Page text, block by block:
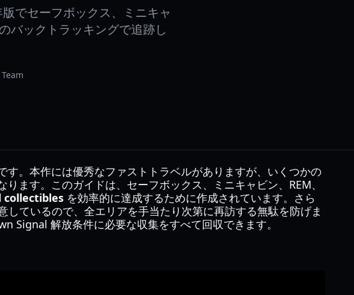
でセーフボックス、ミニキャ
バックトラッキングで追跡し
。本作には優秀なファストトラベルがありますが、いくつかの
ます。このガイドは、セーフボックス、ミニキャビン、REM、
を効率的に達成するために作成されています。さら
ているので、全エリアを手当たり次第に再訪する無駄を防げま
Signal 解放条件に必要な収集をすべて回収できます。